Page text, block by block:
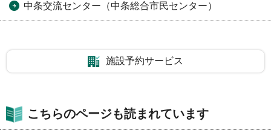
中条交流センター（中条総合市民センター）
施設予約サービス
こちらのページも読まれています